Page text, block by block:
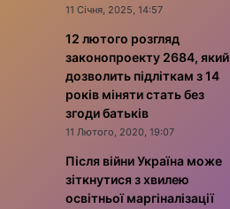
11 Січня, 2025, 14:57
12 лютого розгляд
законопроекту 2684, який
дозволить підліткам з 14
років міняти стать без
згоди батьків
11 Лютого, 2020, 19:07
Після війни Україна може
зіткнутися з хвилею
освітньої маргіналізації